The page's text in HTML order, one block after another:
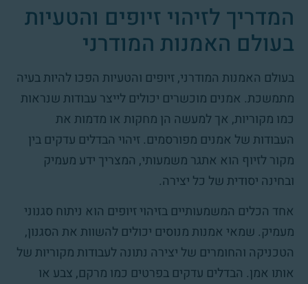
המדריך לזיהוי זיופים והטעיות
בעולם האמנות המודרני
בעולם האמנות המודרני, זיופים והטעיות הפכו להיות בעיה
מתמשכת. אמנים מוכשרים יכולים לייצר עבודות שנראות
כמו מקוריות, אך למעשה הן מחקות או מדמות את
העבודות של אמנים מפורסמים. זיהוי הבדלים עדקים בין
מקור לזיוף הוא אתגר משמעותי, המצריך ידע מעמיק
ובחינה יסודית של כל יצירה.
אחד הכלים המשמעותיים בזיהוי זיופים הוא ניתוח סגנוני
מעמיק. שמאי אמנות מנוסים יכולים להשוות את הסגנון,
הטכניקה והחומרים של יצירה נתונה לעבודות מקוריות של
אותו אמן. הבדלים עדקים בפרטים כמו מרקם, צבע או